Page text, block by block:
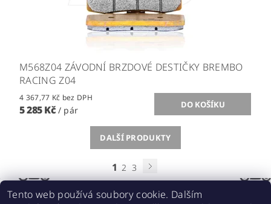
M568Z04 ZÁVODNÍ BRZDOVÉ DESTIČKY BREMBO
RACING Z04
4 367,77 Kč bez DPH
5 285 Kč / pár
DALŠÍ PRODUKTY
1 2 3
Tento web používá soubory cookie. Dalším